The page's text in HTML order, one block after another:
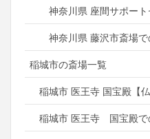
神奈川県 座間サポー
神奈川県 藤沢市斎場で
稲城市の斎場一覧
稲城市 医王寺 国宝殿【
稲城市 医王寺 国宝殿で